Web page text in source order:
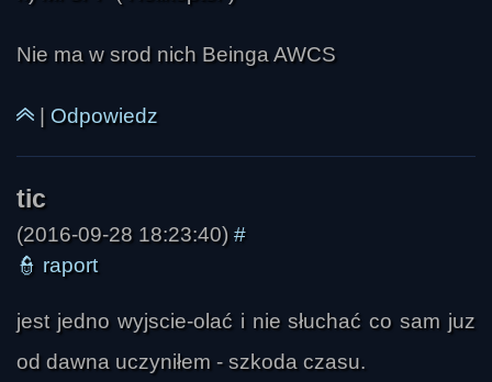
Nie ma w srod nich Beinga AWCS
| Odpowiedz
(2016-09-28 18:23:40) #
👮 raport
jest jedno wyjscie-olać i nie słuchać co sam juz
od dawna uczyniłem - szkoda czasu.